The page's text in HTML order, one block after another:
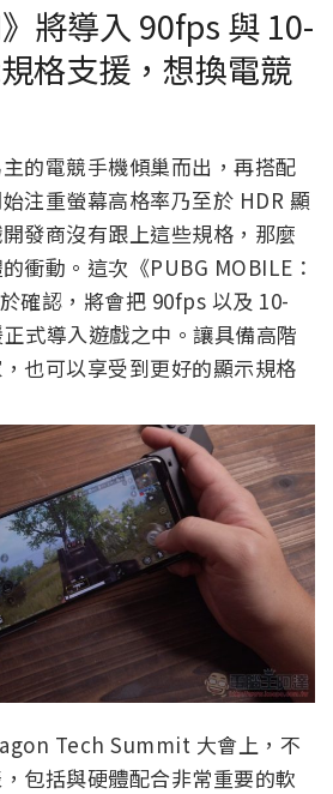
將導入 90fps 與 10-
格支援，想換電競
的電競手機傾巢而出，再搭配
注重螢幕高格率乃至於 HDR 顯
發商沒有跟上這些規格，那麼
衝動。這次《PUBG MOBILE：
確認，將會把 90fps 以及 10-
式導入遊戲之中。讓具備高階
也可以享受到更好的顯示規格
Tech Summit 大會上，不
包括與硬體配合非常重要的軟